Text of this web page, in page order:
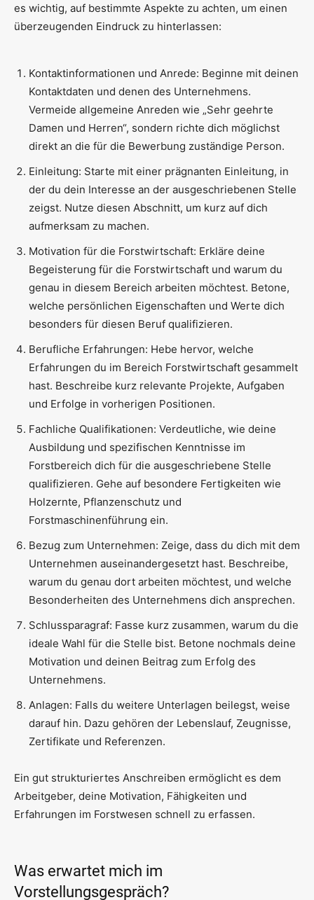
es wichtig, auf bestimmte Aspekte zu achten, um einen
überzeugenden Eindruck zu hinterlassen:
Kontaktinformationen und Anrede: Beginne mit deinen
Kontaktdaten und denen des Unternehmens.
Vermeide allgemeine Anreden wie „Sehr geehrte
Damen und Herren“, sondern richte dich möglichst
direkt an die für die Bewerbung zuständige Person.
Einleitung: Starte mit einer prägnanten Einleitung, in
der du dein Interesse an der ausgeschriebenen Stelle
zeigst. Nutze diesen Abschnitt, um kurz auf dich
aufmerksam zu machen.
Motivation für die Forstwirtschaft: Erkläre deine
Begeisterung für die Forstwirtschaft und warum du
genau in diesem Bereich arbeiten möchtest. Betone,
welche persönlichen Eigenschaften und Werte dich
besonders für diesen Beruf qualifizieren.
Berufliche Erfahrungen: Hebe hervor, welche
Erfahrungen du im Bereich Forstwirtschaft gesammelt
hast. Beschreibe kurz relevante Projekte, Aufgaben
und Erfolge in vorherigen Positionen.
Fachliche Qualifikationen: Verdeutliche, wie deine
Ausbildung und spezifischen Kenntnisse im
Forstbereich dich für die ausgeschriebene Stelle
qualifizieren. Gehe auf besondere Fertigkeiten wie
Holzernte, Pflanzenschutz und
Forstmaschinenführung ein.
Bezug zum Unternehmen: Zeige, dass du dich mit dem
Unternehmen auseinandergesetzt hast. Beschreibe,
warum du genau dort arbeiten möchtest, und welche
Besonderheiten des Unternehmens dich ansprechen.
Schlussparagraf: Fasse kurz zusammen, warum du die
ideale Wahl für die Stelle bist. Betone nochmals deine
Motivation und deinen Beitrag zum Erfolg des
Unternehmens.
Anlagen: Falls du weitere Unterlagen beilegst, weise
darauf hin. Dazu gehören der Lebenslauf, Zeugnisse,
Zertifikate und Referenzen.
Ein gut strukturiertes Anschreiben ermöglicht es dem
Arbeitgeber, deine Motivation, Fähigkeiten und
Erfahrungen im Forstwesen schnell zu erfassen.
Was erwartet mich im
Vorstellungsgespräch?